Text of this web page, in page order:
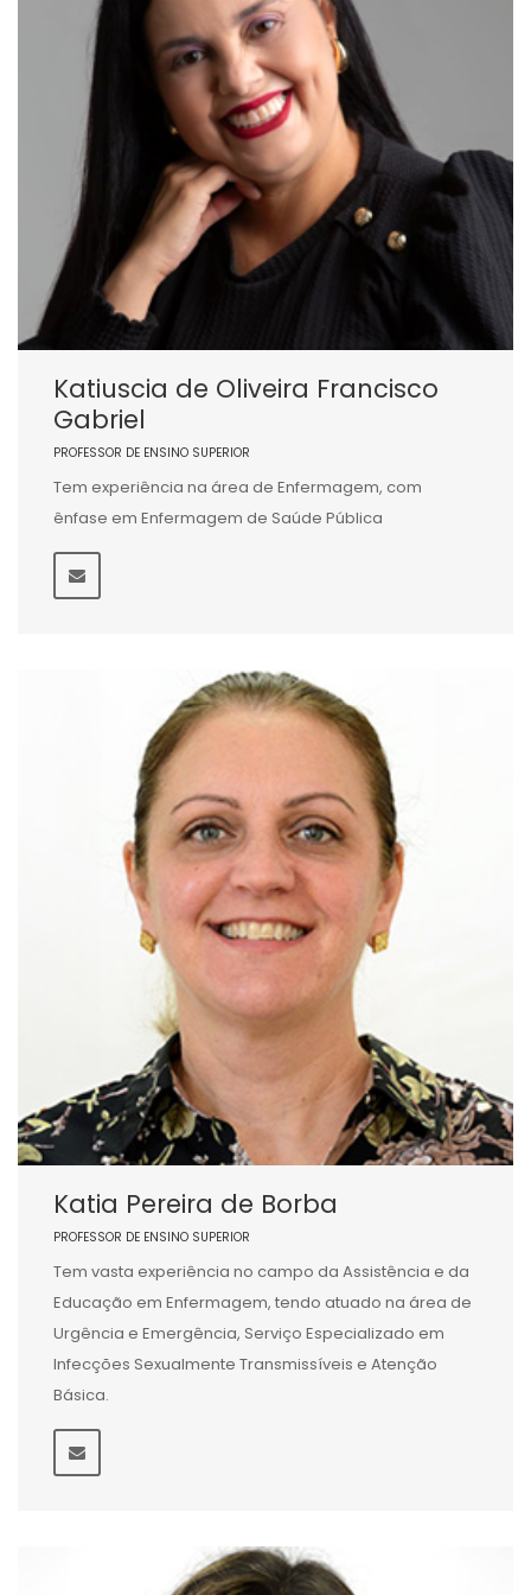
Katiuscia de Oliveira Francisco
Gabriel
PROFESSOR DE ENSINO SUPERIOR
Tem experiência na área de Enfermagem, com
ênfase em Enfermagem de Saúde Pública
Katia Pereira de Borba
PROFESSOR DE ENSINO SUPERIOR
Tem vasta experiência no campo da Assistência e da
Educação em Enfermagem, tendo atuado na área de
Urgência e Emergência, Serviço Especializado em
Infecções Sexualmente Transmissíveis e Atenção
Básica.